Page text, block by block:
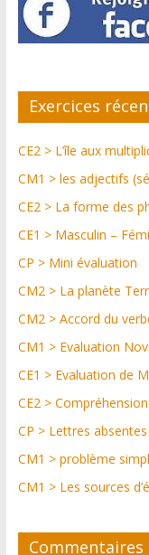
Exercices
CE2 > L’île aux
CM1 > les adjectifs
CE2 > La forme des
CE1 > Masculin –
CP > Mini évaluation
CM2 > La planète
CM2 > Accord du
CM1 > Evaluation
CE1 > Evaluation de
CE2 >
CP > Lettres absentes
CM1 > problème
CM1 > Les sources
Commentaires